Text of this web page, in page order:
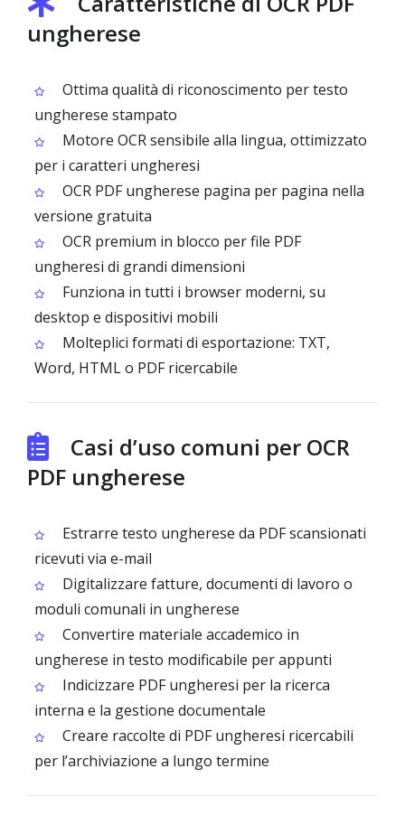
ungherese
Ottima qualità di riconoscimento per testo
ungherese stampato
Motore OCR sensibile alla lingua, ottimizzato
per i caratteri ungheresi
OCR PDF ungherese pagina per pagina nella
versione gratuita
OCR premium in blocco per file PDF
ungheresi di grandi dimensioni
Funziona in tutti i browser moderni, su
desktop e dispositivi mobili
Molteplici formati di esportazione: TXT,
Word, HTML o PDF ricercabile
Casi d’uso comuni per OCR
PDF ungherese
Estrarre testo ungherese da PDF scansionati
ricevuti via e-mail
Digitalizzare fatture, documenti di lavoro o
moduli comunali in ungherese
Convertire materiale accademico in
ungherese in testo modificabile per appunti
Indicizzare PDF ungheresi per la ricerca
interna e la gestione documentale
Creare raccolte di PDF ungheresi ricercabili
per l’archiviazione a lungo termine